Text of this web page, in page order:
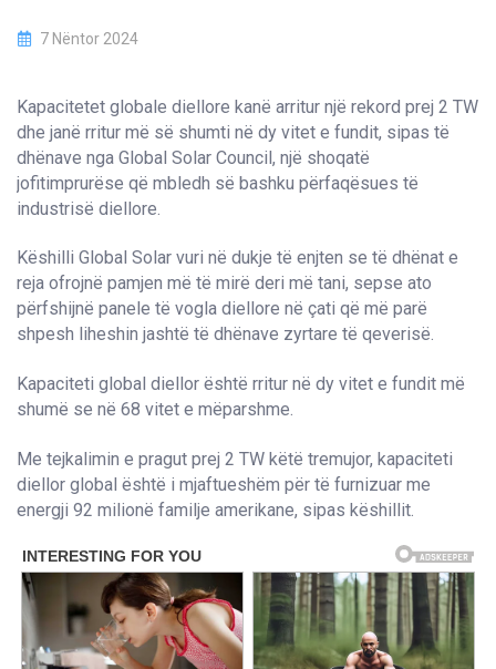
7 Nëntor 2024
Kapacitetet globale diellore kanë arritur një rekord prej 2 TW
dhe janë rritur më së shumti në dy vitet e fundit, sipas të
dhënave nga Global Solar Council, një shoqatë
jofitimprurëse që mbledh së bashku përfaqësues të
industrisë diellore.
Këshilli Global Solar vuri në dukje të enjten se të dhënat e
reja ofrojnë pamjen më të mirë deri më tani, sepse ato
përfshijnë panele të vogla diellore në çati që më parë
shpesh liheshin jashtë të dhënave zyrtare të qeverisë.
Kapaciteti global diellor është rritur në dy vitet e fundit më
shumë se në 68 vitet e mëparshme.
Me tejkalimin e pragut prej 2 TW këtë tremujor, kapaciteti
diellor global është i mjaftueshëm për të furnizuar me
energji 92 milionë familje amerikane, sipas këshillit.